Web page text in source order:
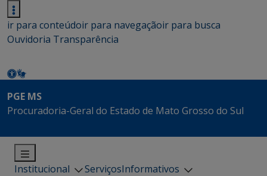
ir para conteúdoir para navegaçãoir para busca
Ouvidoria Transparência
PGE MS
Procuradoria-Geral do Estado de Mato Grosso do Sul
Institucional ServiçosInformativos